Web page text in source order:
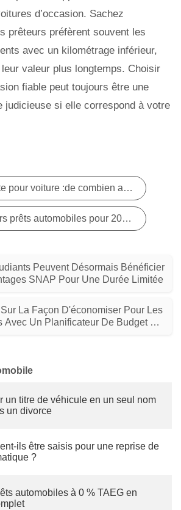
d’occasion. Sachez
prêteurs préfèrent souvent les
avec un kilométrage inférieur,
valeur plus longtemps. Choisir
fiable peut toujours être une
judicieuse si elle correspond à votre
Acompte pour voiture :de combien avez-vous besoin et pourquoi c'est important
Meilleurs prêts automobiles pour 2026 :meilleurs taux pour les bons et les mauvais crédits
Peuvent Désormais Bénéficier
SNAP Pour Une Durée Limitée
La Façon D'économiser Pour Les
Avec Un Planificateur De Budget De
un titre de véhicule en un seul nom
un divorce
ils être saisis pour une reprise de
?
automobiles à 0 % TAEG en